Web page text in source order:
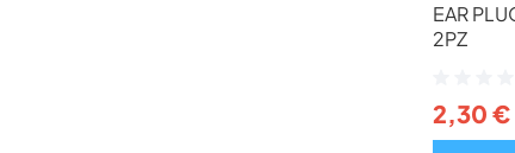
EAR
2PZ
2,30 €